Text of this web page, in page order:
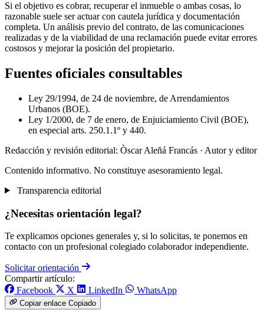
Si el objetivo es cobrar, recuperar el inmueble o ambas cosas, lo
razonable suele ser actuar con cautela jurídica y documentación
completa. Un análisis previo del contrato, de las comunicaciones
realizadas y de la viabilidad de una reclamación puede evitar errores
costosos y mejorar la posición del propietario.
Fuentes oficiales consultables
Ley 29/1994, de 24 de noviembre, de Arrendamientos
Urbanos (BOE).
Ley 1/2000, de 7 de enero, de Enjuiciamiento Civil (BOE),
en especial arts. 250.1.1º y 440.
Redacción y revisión editorial: Òscar Aleñá Francás · Autor y editor
Contenido informativo. No constituye asesoramiento legal.
Transparencia editorial
¿Necesitas orientación legal?
Te explicamos opciones generales y, si lo solicitas, te ponemos en
contacto con un profesional colegiado colaborador independiente.
Solicitar orientación
Compartir artículo:
Facebook
X LinkedIn WhatsApp
Copiar enlace Copiado